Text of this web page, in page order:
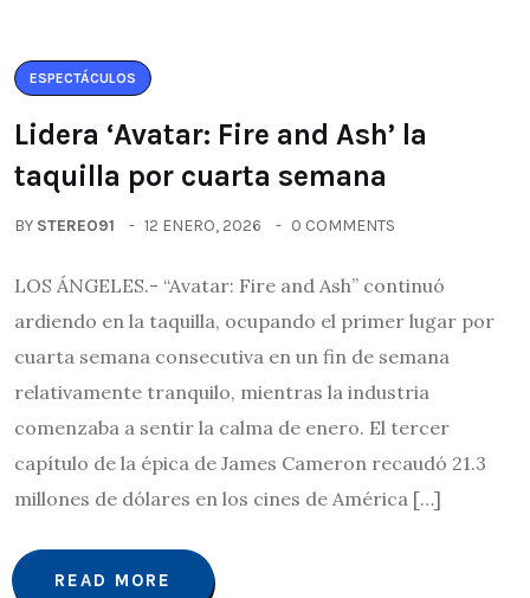
ESPECTÁCULOS
Lidera ‘Avatar: Fire and Ash’ la
taquilla por cuarta semana
BY STEREO91 12 ENERO, 2026 0 COMMENTS
LOS ÁNGELES.- “Avatar: Fire and Ash” continuó
ardiendo en la taquilla, ocupando el primer lugar por
cuarta semana consecutiva en un fin de semana
relativamente tranquilo, mientras la industria
comenzaba a sentir la calma de enero. El tercer
capítulo de la épica de James Cameron recaudó 21.3
millones de dólares en los cines de América […]
READ MORE